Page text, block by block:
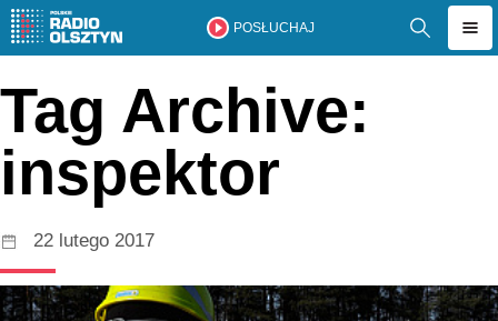
POSŁUCHAJ
Tag Archive:
inspektor
22 lutego 2017